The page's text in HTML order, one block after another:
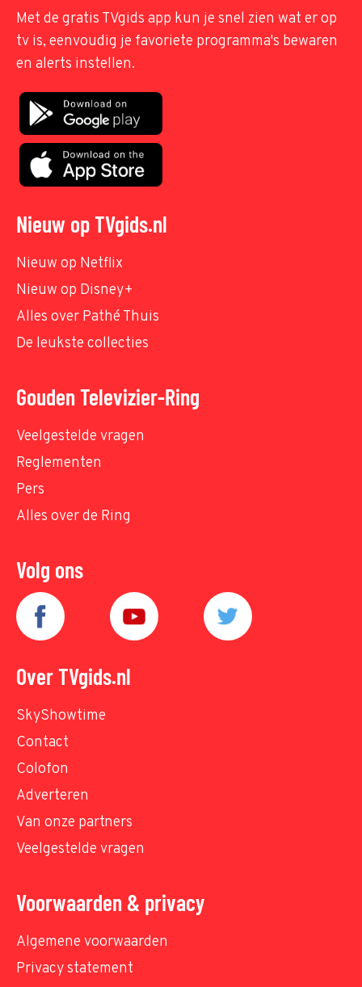
Met de gratis TVgids app kun je snel zien wat er op
tv is, eenvoudig je favoriete programma's bewaren
en alerts instellen.
Nieuw op TVgids.nl
Nieuw op Netflix
Nieuw op Disney+
Alles over Pathé Thuis
De leukste collecties
Gouden Televizier-Ring
Veelgestelde vragen
Reglementen
Pers
Alles over de Ring
Volg ons
Over TVgids.nl
SkyShowtime
Contact
Colofon
Adverteren
Van onze partners
Veelgestelde vragen
Voorwaarden & privacy
Algemene voorwaarden
Privacy statement